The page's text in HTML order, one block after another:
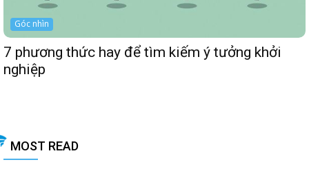
Góc nhìn
7 phương thức hay để tìm kiếm ý tưởng khởi
nghiệp
MOST READ